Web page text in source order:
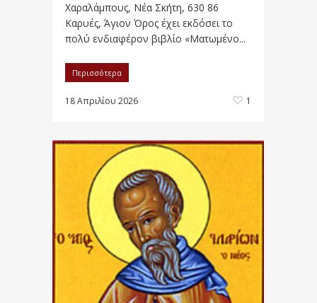
Χαραλάμπους, Νέα Σκήτη, 630 86
Καρυές, Άγιον Όρος έχει εκδόσει το
πολύ ενδιαφέρον βιβλίο «Ματωμένο...
Περισσότερα
18 Απριλίου 2026 1